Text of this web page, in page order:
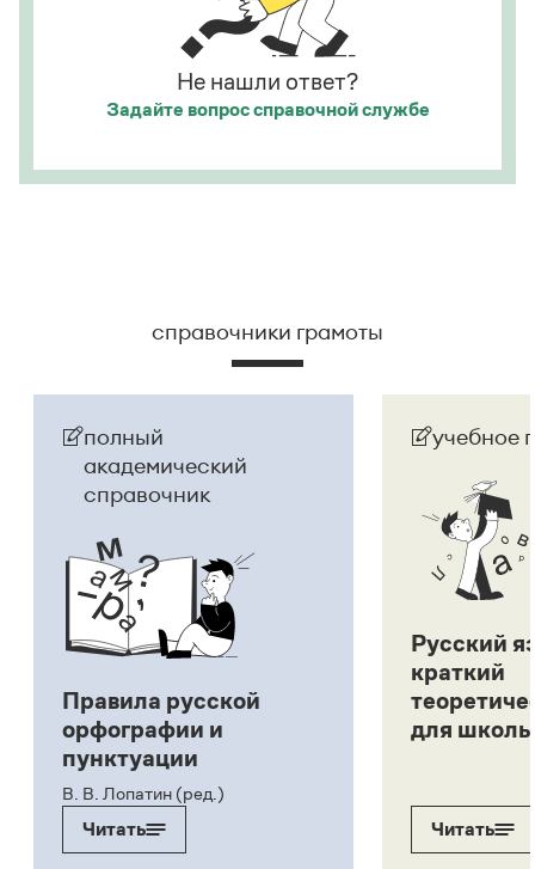
Не нашли ответ?
Задайте вопроссправочной службе
справочники грамоты
полный
академический
справочник
Правила русской
орфографии и
пунктуации
В. В. Лопатин (ред.)
Читать
учебное
Русский
краткий
для
Читать